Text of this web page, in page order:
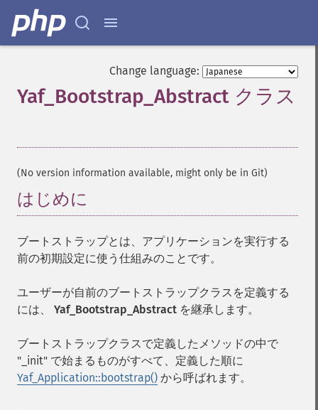
Change language:
Yaf_Bootstrap_Abstract クラス
(No version information available, might only be in Git)
はじめに
ブートストラップとは、アプリケーションを実行する
前の初期設定に使う仕組みのことです。
ユーザーが自前のブートストラップクラスを定義する
には、 Yaf_Bootstrap_Abstract を継承します。
ブートストラップクラスで定義したメソッドの中で
"_init" で始まるものがすべて、定義した順に
Yaf_Application::bootstrap() から呼ばれます。